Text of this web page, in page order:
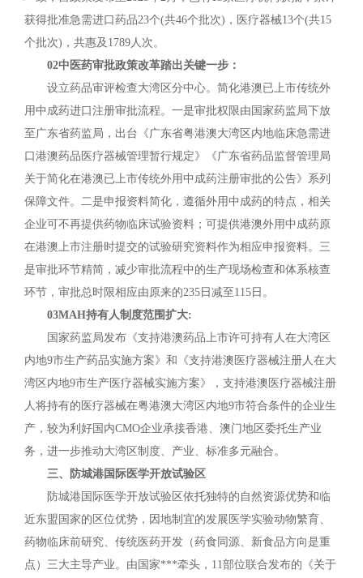
获得批准急需进口药品23个(共46个批次)，医疗器械13个(共15
个批次)，共惠及1789人次。
02中医药审批政策改革踏出关键一步：
设立药品审评检查大湾区分中心。简化港澳已上市传统外
用中成药进口注册审批流程。一是审批权限由国家药监局下放
至广东省药监局，出台《广东省粤港澳大湾区内地临床急需进
口港澳药品医疗器械管理暂行规定》《广东省药品监督管理局
关于简化在港澳已上市传统外用中成药注册审批的公告》系列
保障文件。二是申报资料简化，遵循外用中成药的特点，相关
企业可不再提供药物临床试验资料；可提供港澳外用中成药原
在港澳上市注册时提交的试验研究资料作为相应申报资料。三
是审批环节精简，减少审批流程中的生产现场检查和体系核查
环节，审批总时限相应由原来的235日减至115日。
03MAH持有人制度范围扩大:
国家药监局发布《支持港澳药品上市许可持有人在大湾区
内地9市生产药品实施方案》和《支持港澳医疗器械注册人在大
湾区内地9市生产医疗器械实施方案》，支持港澳医疗器械注册
人将持有的医疗器械在粤港澳大湾区内地9市符合条件的企业生
产，较为利好国内CMO企业承接香港、澳门地区委托生产业
务，进一步推动大湾区制度、产业、标准多元融合。
三、防城港国际医学开放试验区
防城港国际医学开放试验区依托独特的自然资源优势和临
近东盟国家的区位优势，因地制宜的发展医学实验动物繁育、
药物临床前研究、传统医药开发（药食同源、新食品方向是重
点）三大主导产业。由国家***牵头，11部位联合发布的《关于